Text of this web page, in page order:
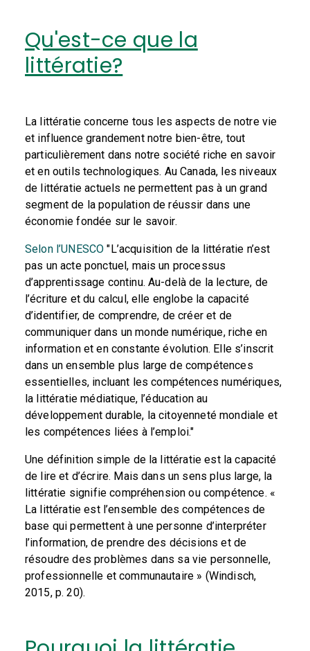
Qu'est-ce que la
littératie?
La littératie concerne tous les aspects de notre vie
et influence grandement notre bien-être, tout
particulièrement dans notre société riche en savoir
et en outils technologiques. Au Canada, les niveaux
de littératie actuels ne permettent pas à un grand
segment de la population de réussir dans une
économie fondée sur le savoir.
Selon l’UNESCO " L’acquisition de la littératie n’est
pas un acte ponctuel, mais un processus
d’apprentissage continu. Au-delà de la lecture, de
l’écriture et du calcul, elle englobe la capacité
d’identifier, de comprendre, de créer et de
communiquer dans un monde numérique, riche en
information et en constante évolution. Elle s’inscrit
dans un ensemble plus large de compétences
essentielles, incluant les compétences numériques,
la littératie médiatique, l’éducation au
développement durable, la citoyenneté mondiale et
les compétences liées à l’emploi."
Une définition simple de la littératie est la capacité
de lire et d’écrire. Mais dans un sens plus large, la
littératie signifie compréhension ou compétence. «
La littératie est l’ensemble des compétences de
base qui permettent à une personne d’interpréter
l’information, de prendre des décisions et de
résoudre des problèmes dans sa vie personnelle,
professionnelle et communautaire » (Windisch,
2015, p. 20).